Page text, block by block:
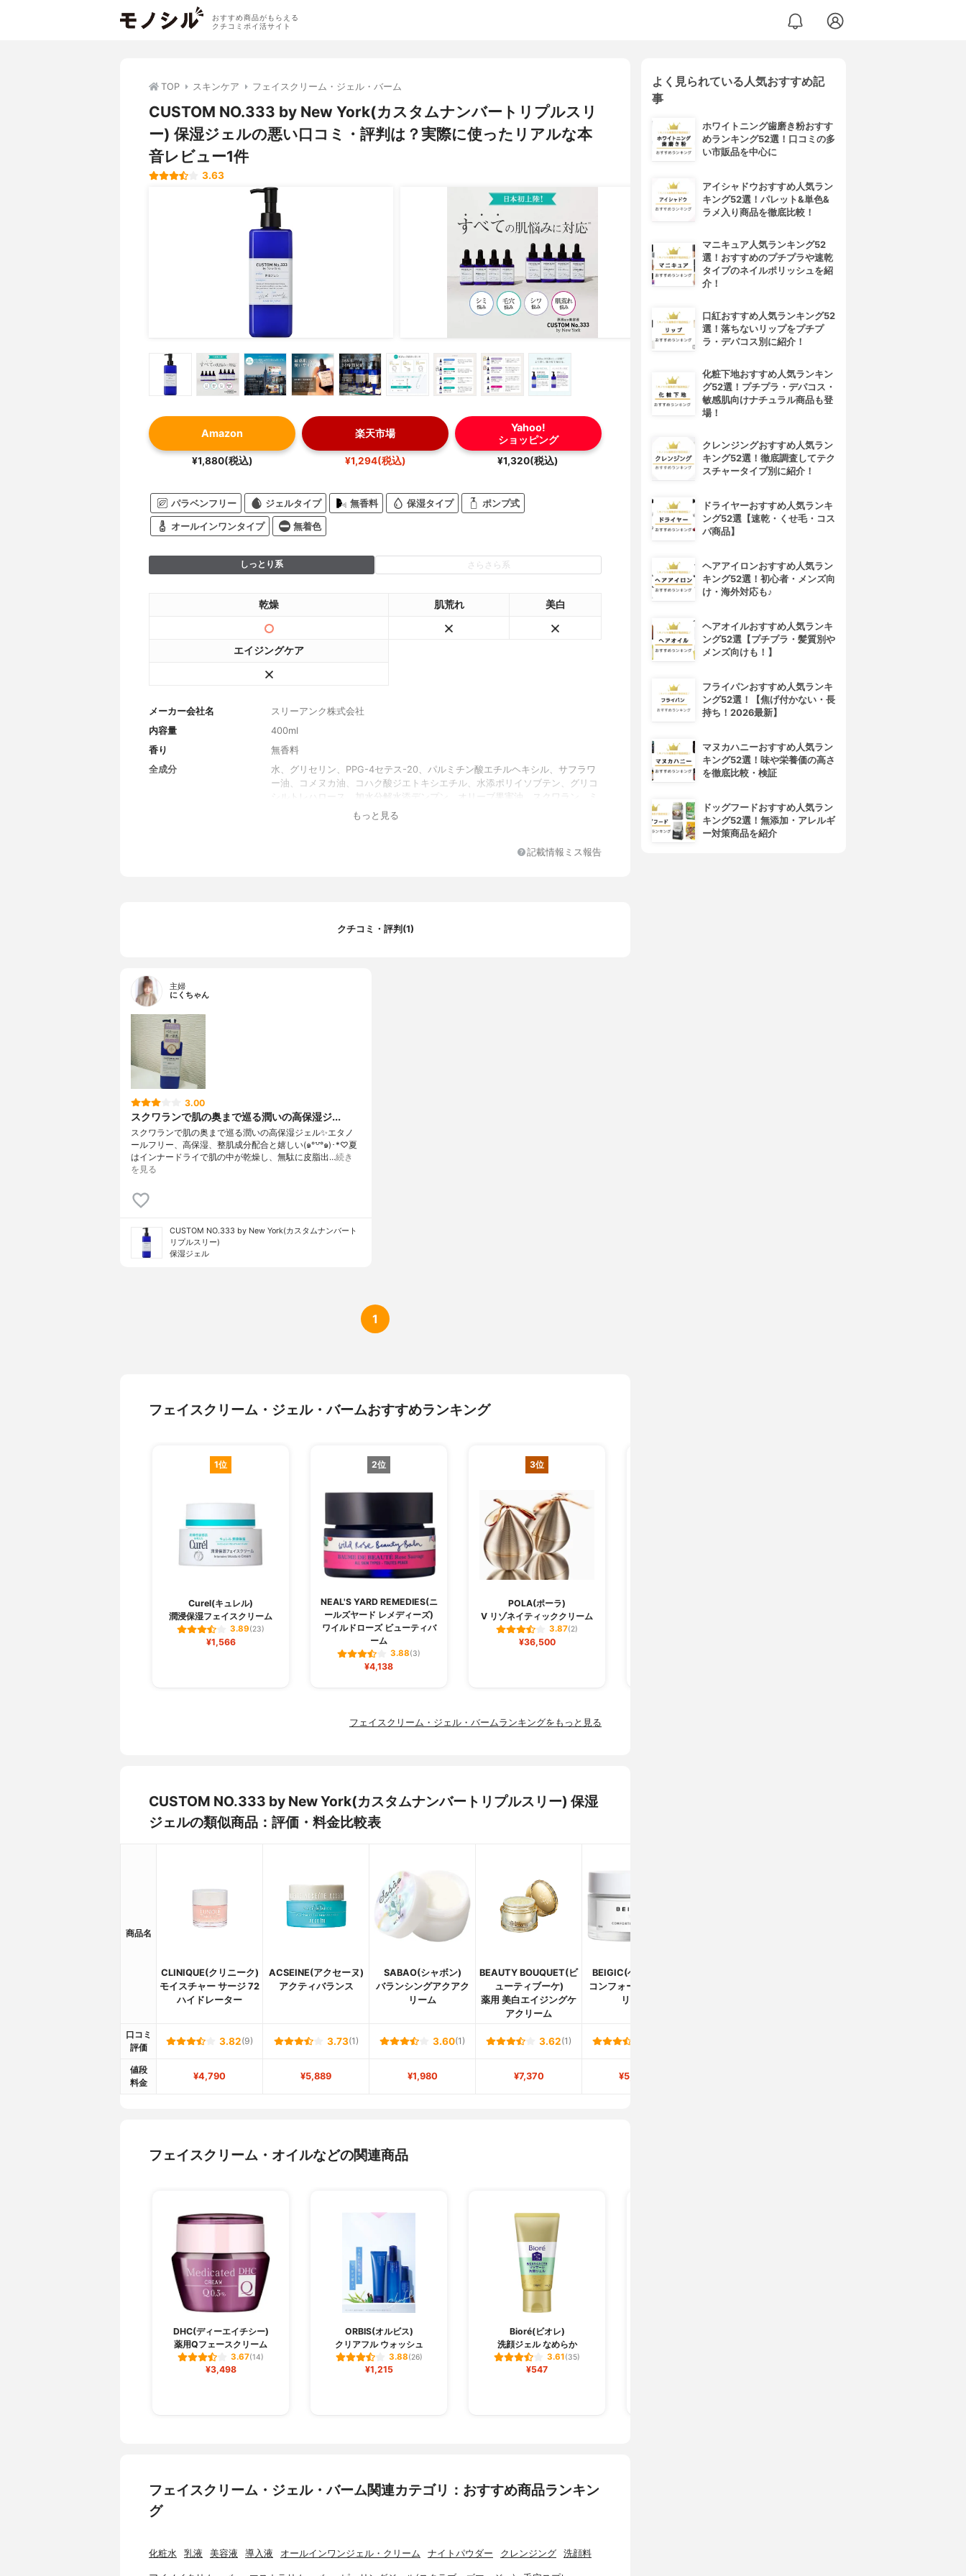
おすすめ商品がもらえる
クチコミポイ活サイト
TOP スキンケア フェイスクリーム・ジェル・バーム
CUSTOM NO.333 by New York(カスタムナンバートリプルスリ
ー) 保湿ジェルの悪い口コミ・評判は？実際に使ったリアルな本
音レビュー1件
3.63
Amazon
¥1,880(税込)
楽天市場
¥1,294(税込)
Yahoo!
ショッピング
¥1,320(税込)
パラベンフリー ジェルタイプ 無香料 保湿タイプ ポンプ式
オールインワンタイプ 無着色
しっとり系 さらさら系
乾燥 肌荒れ 美白
エイジングケア
メーカー会社名
スリーアンク株式会社
内容量
400ml
香り
無香料
全成分
水、グリセリン、PPG-4セテス-20、パルミチン酸エチルヘキシル、サフラワ
ー油、コメヌカ油、コハク酸ジエトキシエチル、水添ポリイソブテン、グリコ
シルトレハロース、加水分解水添デンプン、オリーブ果実油、スクワラン、ミ
リスチン酸ポリグリセリル-10、ラウリン酸ポリグリセリル-10、ブチルカルバ
もっと見る
記載情報ミス報告
クチコミ・評判(1)
主婦
にくちゃん
3.00
スクワランで肌の奥まで巡る潤いの高保湿ジ...
スクワランで肌の奥まで巡る潤いの高保湿ジェル✨エタノ
ールフリー、高保湿、整肌成分配合と嬉しい(๑°꒵°๑)･*♡夏
はインナードライで肌の中が乾燥し、無駄に皮脂出…続き
を見る
CUSTOM NO.333 by New York(カスタムナンバート
リプルスリー)
保湿ジェル
1
フェイスクリーム・ジェル・バームおすすめランキング
1位
Curel(キュレル)
潤浸保湿フェイスクリーム
3.89(23)
¥1,566
2位
NEAL'S YARD REMEDIES(ニ
ールズヤード レメディーズ)
ワイルドローズ ビューティバ
ーム
3.88(3)
¥4,138
3位
POLA(ポーラ)
V リゾネイティッククリーム
3.87(2)
¥36,500
フェイスクリーム・ジェル・バームランキングをもっと見る
CUSTOM NO.333 by New York(カスタムナンバートリプルスリー) 保湿
ジェルの類似商品：評価・料金比較表
商品名
CLINIQUE(クリニーク)
モイスチャー サージ 72
ハイドレーター
ACSEINE(アクセーヌ)
アクティバランス
SABAO(シャボン)
バランシングアクアク
リーム
BEAUTY BOUQUET(ビ
ューティブーケ)
薬用 美白エイジングケ
アクリーム
BEIGIC(ベージック)
コンフォーティングク
リーム
口コミ
評価
3.82(9) 3.73(1) 3.60(1) 3.62(1)
値段
料金
¥4,790 ¥5,889 ¥1,980 ¥7,370 ¥5,060
フェイスクリーム・オイルなどの関連商品
DHC(ディーエイチシー)
薬用Qフェースクリーム
3.67(14)
¥3,498
ORBIS(オルビス)
クリアフル ウォッシュ
3.88(26)
¥1,215
Bioré(ビオレ)
洗顔ジェル なめらか
3.61(35)
¥547
フェイスクリーム・ジェル・バーム関連カテゴリ：おすすめ商品ランキン
グ
化粧水 乳液 美容液 導入液 オールインワンジェル・クリーム ナイトパウダー クレンジング 洗顔料
よく見られている人気おすすめ記
事
ホワイトニング歯磨き粉おすす
めランキング52選！口コミの多
い市販品を中心に
アイシャドウおすすめ人気ラン
キング52選！パレット&単色&
ラメ入り商品を徹底比較！
マニキュア人気ランキング52
選！おすすめのプチプラや速乾
タイプのネイルポリッシュを紹
介！
口紅おすすめ人気ランキング52
選！落ちないリップをプチプ
ラ・デパコス別に紹介！
化粧下地おすすめ人気ランキン
グ52選！プチプラ・デパコス・
敏感肌向けナチュラル商品も登
場！
クレンジングおすすめ人気ラン
キング52選！徹底調査してテク
スチャータイプ別に紹介！
ドライヤーおすすめ人気ランキ
ング52選【速乾・くせ毛・コス
パ商品】
ヘアアイロンおすすめ人気ラン
キング52選！初心者・メンズ向
け・海外対応も♪
ヘアオイルおすすめ人気ランキ
ング52選【プチプラ・髪質別や
メンズ向けも！】
フライパンおすすめ人気ランキ
ング52選！【焦げ付かない・長
持ち！2026最新】
マヌカハニーおすすめ人気ラン
キング52選！味や栄養価の高さ
を徹底比較・検証
ドッグフードおすすめ人気ラン
キング52選！無添加・アレルギ
ー対策商品を紹介